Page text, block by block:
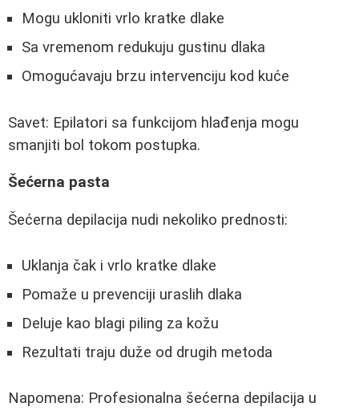
Mogu ukloniti vrlo kratke dlake
Sa vremenom redukuju gustinu dlaka
Omogućavaju brzu intervenciju kod kuće
Savet: Epilatori sa funkcijom hlađenja mogu
smanjiti bol tokom postupka.
Šećerna pasta
Šećerna depilacija nudi nekoliko prednosti:
Uklanja čak i vrlo kratke dlake
Pomaže u prevenciji uraslih dlaka
Deluje kao blagi piling za kožu
Rezultati traju duže od drugih metoda
Napomena: Profesionalna šećerna depilacija u